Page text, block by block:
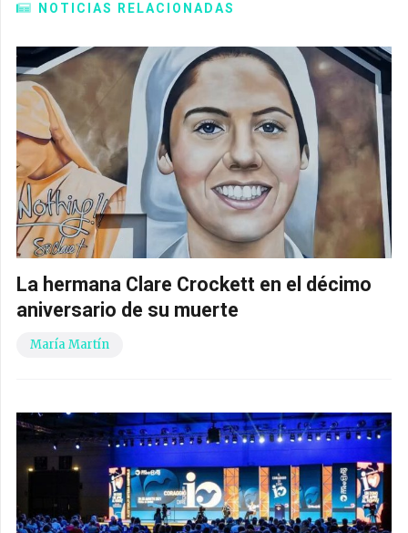
NOTICIAS RELACIONADAS
La hermana Clare Crockett en el décimo
aniversario de su muerte
María Martín